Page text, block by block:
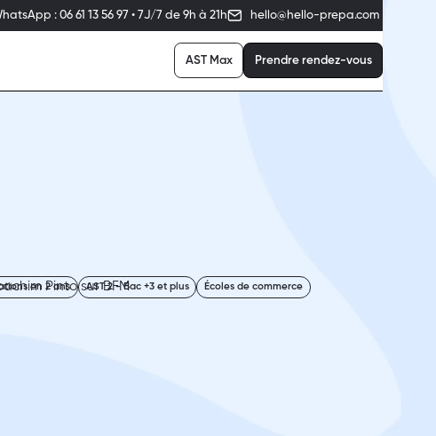
: 06 61 13 56 97 • 7J/7 de 9h à 21h hello@hello-prepa.com
AST Max Prendre rendez-vous
Écoles de commerce
AST 2 - Bac +3 et plus
en 2 ans